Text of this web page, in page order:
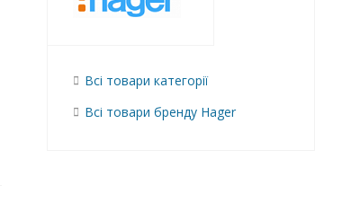
Всі товари категорії
Всі товари бренду Hager